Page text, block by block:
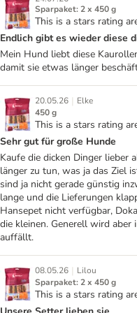
Sparpaket: 2 x 450 g
This is a stars rating
Endlich gibt es wieder diese
Mein Hund liebt diese
damit sie etwas länger
20.05.26 | Elke
450 g
This is a stars rating
Sehr gut für große Hunde
Kaufe die dicken Dinger lieber
länger zu tun, was ja das Ziel
sind ja nicht gerade günstig
lange und die Lieferungen
Hansepet nicht verfügbar,
die kleinen. Generell wird
auffällt.
08.05.26 | Lilou
Sparpaket: 2 x 450 g
This is a stars rating